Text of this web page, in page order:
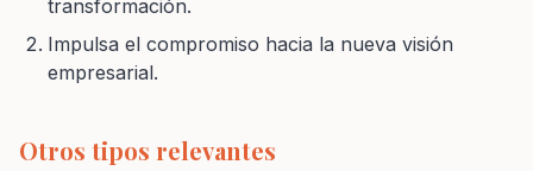
transformación.
Impulsa el compromiso hacia la nueva visión
empresarial.
Otros tipos relevantes